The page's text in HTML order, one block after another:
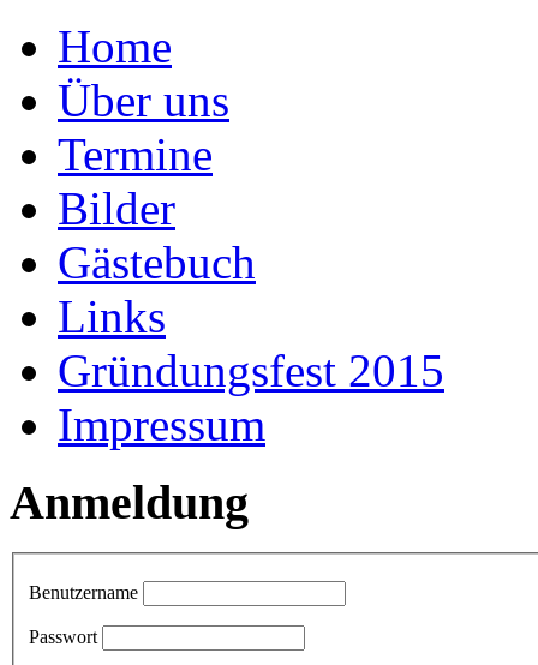
Home
Über uns
Termine
Bilder
Gästebuch
Links
Gründungsfest 2015
Impressum
Anmeldung
Benutzername
Passwort